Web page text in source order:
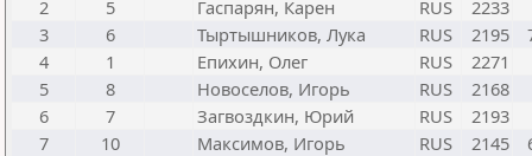
2
5 Гаспарян, Карен RUS
2233
3
6 Тыртышников, Лука RUS 2195
4
1 Епихин, Олег RUS
2271
5
8 Новоселов, Игорь RUS
2168
6
7 Загвоздкин, Юрий RUS
2193
7
10 Максимов, Игорь RUS 2145